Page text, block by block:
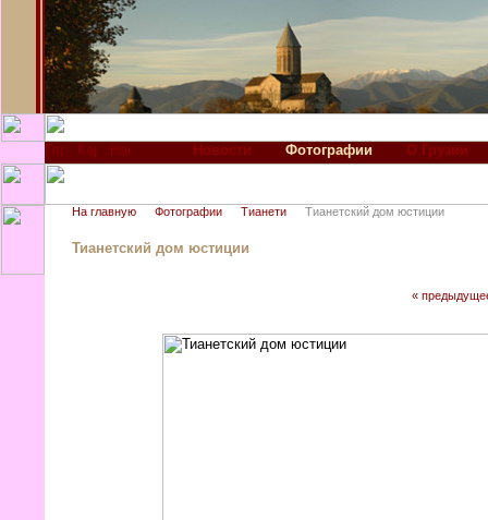
Новости Фотографии О Грузии
На главную Фотографии Тианети Тианетский дом юстиции
Тианетский дом юстиции
«